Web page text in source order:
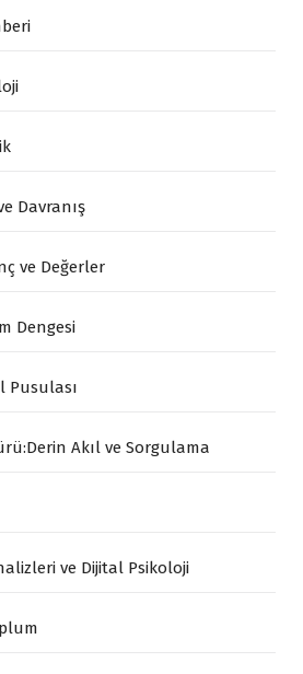
Davranış
ve Değerler
Dengesi
Pusulası
Akıl ve Sorgulama
ve Dijital Psikoloji